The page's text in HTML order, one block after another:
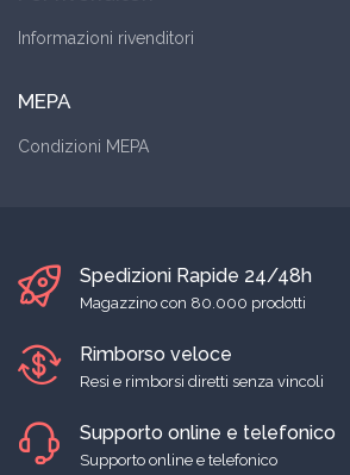
Informazioni rivenditori
MEPA
Condizioni MEPA
Spedizioni Rapide 24/48h
Magazzino con 80.000 prodotti
Rimborso veloce
Resi e rimborsi diretti senza vincoli
Supporto online e telefonico
Supporto online e telefonico